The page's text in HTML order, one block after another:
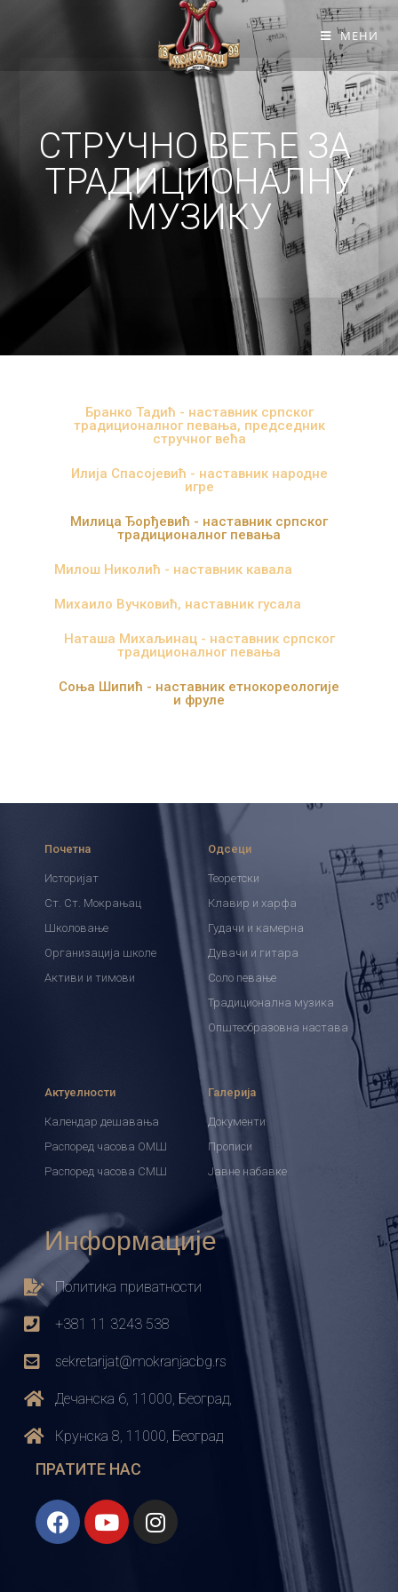
МЕНИ
СТРУЧНО ВЕЋЕ ЗА
ТРАДИЦИОНАЛНУ
МУЗИКУ
Бранко Тадић - наставник српског
традиционалног певања, председник
стручног већа
Илија Спасојевић - наставник народне
игре
Милица Ђорђевић - наставник српског
традиционалног певања
Милош Николић - наставник кавала
Михаило Вучковић, наставник гусала
Наташа Михаљинац - наставник српског
традиционалног певања
Соња Шипић - наставник етнокореологије
и фруле
Почетна
Историјат
Ст. Ст. Мокрањац
Школовање
Организација школе
Активи и тимови
Одсеци
Теоретски
Клавир и харфа
Гудачи и камерна
Дувачи и гитара
Соло певање
Традиционална музика
Општеобразовна настава
Актуелности
Календар дешавања
Распоред часова ОМШ
Распоред часова СМШ
Галерија
Документи
Прописи
Јавне набавке
Информације
Политика приватности
+381 11 3243 538
sekretarijat@mokranjacbg.rs
Дечанска 6, 11000, Београд,
Крунска 8, 11000, Београд
ПРАТИТЕ НАС